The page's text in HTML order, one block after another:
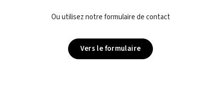
Ou utilisez notre formulaire de contact
Vers le formulaire